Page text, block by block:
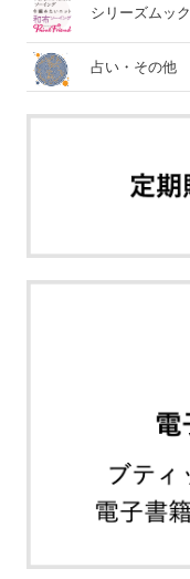
シリーズムック
占い・その他